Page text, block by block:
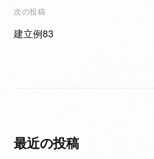
ビ
ゲ
次の投稿
建立例83
最近の投稿